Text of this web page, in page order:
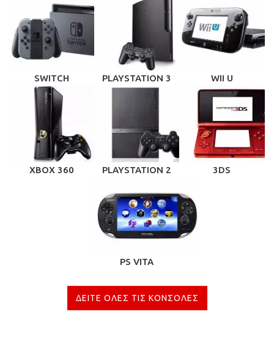
SWITCH PLAYSTATION 3 WII U
XBOX 360 PLAYSTATION 2 3DS
PS VITA
ΔΕΙΤΕ ΟΛΕΣ ΤΙΣ ΚΟΝΣΟΛΕΣ